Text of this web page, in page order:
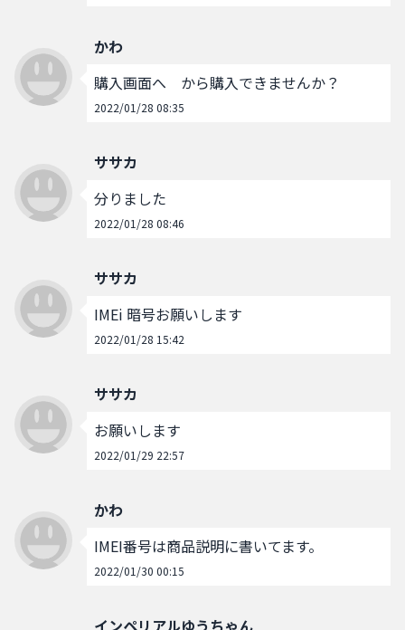
かわ
購入画面へ　から購入できませんか？
2022/01/28 08:35
ササカ
分りました
2022/01/28 08:46
ササカ
IMEi 暗号お願いします
2022/01/28 15:42
ササカ
お願いします
2022/01/29 22:57
かわ
IMEI番号は商品説明に書いてます。
2022/01/30 00:15
インペリアルゆうちゃん